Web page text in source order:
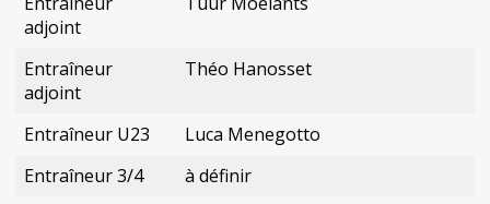
adjoint
Entraîneur
adjoint
Théo Hanosset
Entraîneur U23
Luca Menegotto
Entraîneur 3/4
à définir